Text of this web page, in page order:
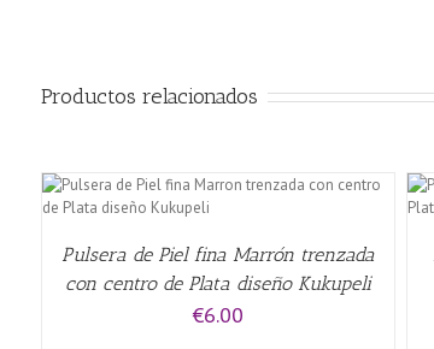
Productos relacionados
Pulsera de Piel fina Marrón trenzada
con centro de Plata diseño Kukupeli
€6.00
AÑADIR AL CARRITO